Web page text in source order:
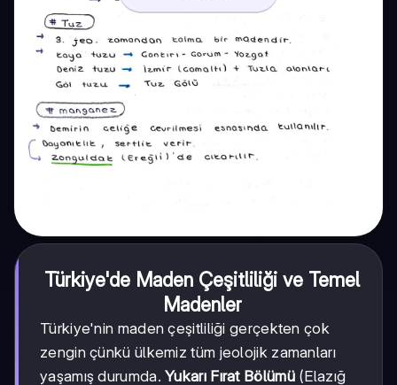
Türkiye'de Maden Çeşitliliği ve Temel
Madenler
Türkiye'nin maden çeşitliliği gerçekten çok
zengin çünkü ülkemiz tüm jeolojik zamanları
yaşamış durumda.Yukarı Fırat Bölümü(Elazığ